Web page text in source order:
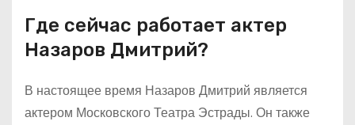
Где сейчас работает актер
Назаров Дмитрий?
В настоящее время Назаров Дмитрий является
актером Московского Театра Эстрады. Он также